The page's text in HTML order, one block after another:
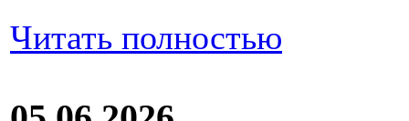
Читать полностью